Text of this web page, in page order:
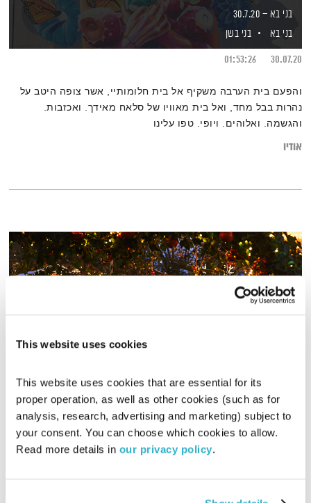
This website uses cookies
This website uses cookies that are essential for its
proper operation, as well as other cookies (such as for
analysis, research, advertising and marketing) subject to
your consent. You can choose which cookies to allow.
Read more details in our privacy policy.
בני בא – 30.7.20
בני בא
בני בשן
30.07.20
01:53:26
והפעם בית הערבה משקיף אל בית חלומותיי, אשר צופה היטב על
נהרות בבל מחד, ואל בית מאוויו של סלאח מאידך. ואכזבות.
והגשמה. ואלוהים. ויופי. טפו עלינו
אודיו
התעוררות
גליה גלעדי
24.12.25
01:28:44